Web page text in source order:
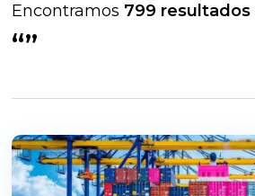
Encontramos 799 resultados
“”